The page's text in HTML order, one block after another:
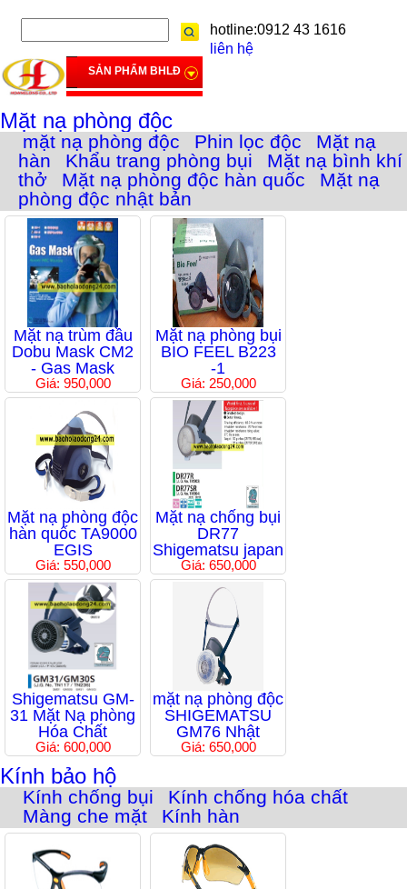
hotline:0912 43 1616
liên hệ
SẢN PHẨM BHLĐ
Mặt nạ phòng độc
mặt nạ phòng độc Phin lọc độc
Mặt nạ
hàn
Khẩu trang phòng bụi
Mặt nạ bình khí
thở
Mặt nạ phòng độc hàn quốc
Mặt nạ
phòng độc nhật bản
Mặt nạ trùm đầu
Dobu Mask CM2
- Gas Mask
Giá: 950,000
Mặt nạ phòng bụi
BIO FEEL B223
-1
Giá: 250,000
Mặt nạ phòng độc
hàn quốc TA9000
EGIS
Giá: 550,000
Mặt nạ chống bụi
DR77
Shigematsu japan
Giá: 650,000
Shigematsu GM-
31 Mặt Nạ phòng
Hóa Chất
Giá: 600,000
mặt nạ phòng độc
SHIGEMATSU
GM76 Nhật
Giá: 650,000
Kính bảo hộ
Kính chống bụi
Kính chống hóa chất
Màng che mặt
Kính hàn